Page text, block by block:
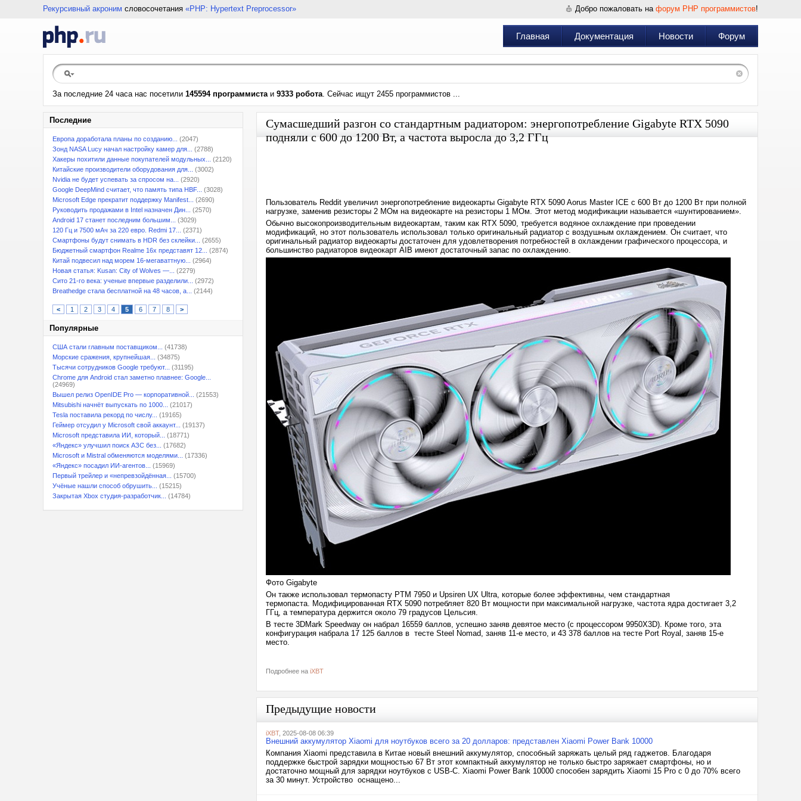
Рекурсивный акроним словосочетания «PHP: Hypertext Preprocessor» Добро пожаловать на форум PHP программистов!
Главная Документация Новости Форум
За последние 24 часа нас посетили 145594 программистаи 9333 робота. Сейчас ищут 2455 программистов ...
Последние
Европа доработала планы по созданию...
(2047)
Зонд NASA Lucy начал настройку камер для...
(2788)
Хакеры похитили данные покупателей модульных...
(2120)
Китайские производители оборудования для...
(3002)
Nvidia не будет успевать за спросом на...
(2920)
Google DeepMind считает, что память типа HBF...
(3028)
Microsoft Edge прекратит поддержку Manifest...
(2690)
Руководить продажами в Intel назначен Дин...
(2570)
Android 17 станет последним большим...
(3029)
120 Гц и 7500 мАч за 220 евро. Redmi 17...
(2371)
Смартфоны будут снимать в HDR без склейки...
(2655)
Бюджетный смартфон Realme 16x представят 12...
(2874)
Китай подвесил над морем 16-мегаваттную...
(2964)
Новая статья: Kusan: City of Wolves —...
(2279)
Сито 21-го века: ученые впервые разделили...
(2972)
Breathedge стала бесплатной на 48 часов, а...
(2144)
< 1 2 3 4 5 6 7 8 >
Популярные
США стали главным поставщиком...
(41738)
Морские сражения, крупнейшая...
(34875)
Тысячи сотрудников Google требуют...
(31195)
Chrome для Android стал заметно плавнее: Google...
(24969)
Вышел релиз OpenIDE Pro — корпоративной...
(21553)
Mitsubishi начнёт выпускать по 1000...
(21017)
Tesla поставила рекорд по числу...
(19165)
Геймер отсудил у Microsoft свой аккаунт...
(19137)
Microsoft представила ИИ, который...
(18771)
«Яндекс» улучшил поиск АЗС без...
(17682)
Microsoft и Mistral обменяются моделями...
(17336)
«Яндекс» посадил ИИ-агентов...
(15969)
Первый трейлер и «непревзойдённая...
(15700)
Учёные нашли способ обрушить...
(15215)
Закрытая Xbox студия-разработчик...
(14784)
Сумасшедший разгон со стандартным радиатором: энергопотребление Gigabyte RTX 5090
подняли с 600 до 1200 Вт, а частота выросла до 3,2 ГГц
Пользователь Reddit увеличил энергопотребление видеокарты Gigabyte RTX 5090 Aorus Master ICE с 600 Вт до 1200 Вт при полной
нагрузке, заменив резисторы 2 МОм на видеокарте на резисторы 1 МОм. Этот метод модификации называется «шунтированием».
Обычно высокопроизводительным видеокартам, таким как RTX 5090, требуется водяное охлаждение при проведении
модификаций, но этот пользователь использовал только оригинальный радиатор с воздушным охлаждением. Он считает, что
оригинальный радиатор видеокарты достаточен для удовлетворения потребностей в охлаждении графического процессора, и
большинство радиаторов видеокарт AIB имеют достаточный запас по охлаждению.
Фото Gigabyte
Он также использовал термопасту PTM 7950 и Upsiren UX Ultra, которые более эффективны, чем стандартная
термопаста. Модифицированная RTX 5090 потребляет 820 Вт мощности при максимальной нагрузке, частота ядра достигает 3,2
ГГц, а температура держится около 79 градусов Цельсия.
В тесте 3DMark Speedway он набрал 16559 баллов, успешно заняв девятое место (с процессором 9950X3D). Кроме того, эта
конфигурация набрала 17 125 баллов в тесте Steel Nomad, заняв 11-е место, и 43 378 баллов на тесте Port Royal, заняв 15-е
место.
Подробнее на iXBT
Предыдущие новости
iXBT, 2025-08-08 06:39
Внешний аккумулятор Xiaomi для ноутбуков всего за 20 долларов: представлен Xiaomi Power Bank 10000
Компания Xiaomi представила в Китае новый внешний аккумулятор, способный заряжать целый ряд гаджетов. Благодаря
поддержке быстрой зарядки мощностью 67 Вт этот компактный аккумулятор не только быстро заряжает смартфоны, но и
достаточно мощный для зарядки ноутбуков с USB-C. Xiaomi Power Bank 10000 способен зарядить Xiaomi 15 Pro с 0 до 70% всего
за 30 минут. Устройство оснащено...